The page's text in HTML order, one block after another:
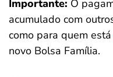
Importante: O
acumulado com
como para quem está
novo Bolsa Família.